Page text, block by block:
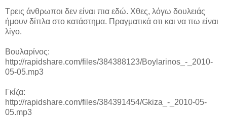
Τρεις άνθρωποι δεν είναι πια εδώ. Χθες, λόγω δουλειάς
ήμουν δίπλα στο κατάστημα. Πραγματικά οτι και να πω είναι
λίγο.
Βουλαρίνος:
http://rapidshare.com/files/384388123/Boylarinos_-_2010-
05-05.mp3
Γκίζα:
http://rapidshare.com/files/384391454/Gkiza_-_2010-05-
05.mp3